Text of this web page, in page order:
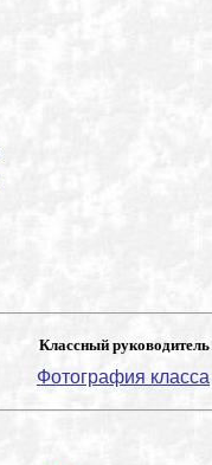
Классный руководитель
Фотография класса